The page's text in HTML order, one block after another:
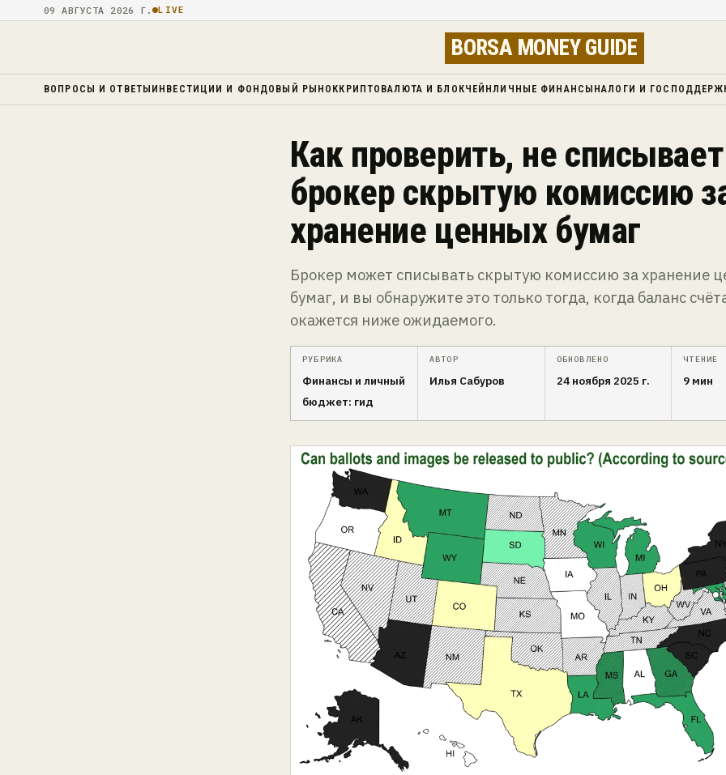
09 АВГУСТА 2026 Г. LIVE
BORSA MONEY GUIDE
ВОПРОСЫ И ОТВЕТЫ ИНВЕСТИЦИИ И ФОНДОВЫЙ РЫНОККРИПТОВАЛЮТА И БЛОКЧЕЙНЛИЧНЫЕ ФИНАНСЫ НАЛОГИ И
Как проверить, не
брокер скрытую комиссию
хранение ценных бумаг
Брокер может списывать скрытую комиссию за хранение
бумаг, и вы обнаружите это только тогда, когда баланс
окажется ниже ожидаемого.
РУБРИКА
Финансы и личный
бюджет: гид
АВТОР
Илья Сабуров
ОБНОВЛЕНО
24 ноября 2025 г.
ЧТЕНИЕ
9 мин